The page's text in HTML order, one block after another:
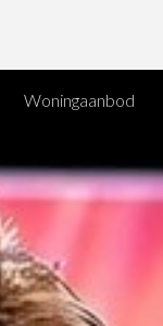
Woningaanbod